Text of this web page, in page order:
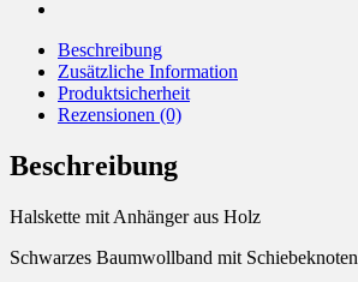
Beschreibung
Zusätzliche Information
Produktsicherheit
Rezensionen (0)
Beschreibung
Halskette mit Anhänger aus Holz
Schwarzes Baumwollband mit Schiebeknoten